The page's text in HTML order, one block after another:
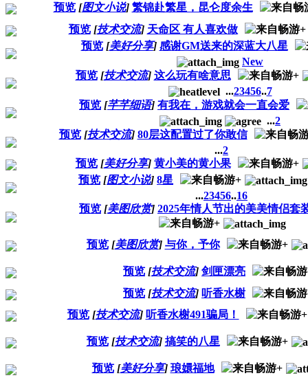
预览 [图文小说] 繁锦赴繁星，昆仑度余生
预览 [技术交流] 天命区 有人喜欢做
预览 [美好分享] 感谢GM送来的深蓝大八星
New
预览 [技术交流] 这么玩有啥意思
...23456..7
预览 [芊芊细语] 有我在，游戏就会一直会爱
...2
预览 [技术交流] 80层这配置过了你敢信
...2
预览 [美好分享] 黄小美的黄小果
预览 [图文小说] 8星
...23456..16
预览 [美图欣赏] 2025年情人节出的美美情侣套
预览 [美图欣赏] 与你，予你
预览 [技术交流] 剑匣漂亮
预览 [技术交流] 听香水榭
预览 [技术交流] 听香水榭491骗局！
预览 [技术交流] 搞笑的八星
预览 [美好分享] 琅嬛福地